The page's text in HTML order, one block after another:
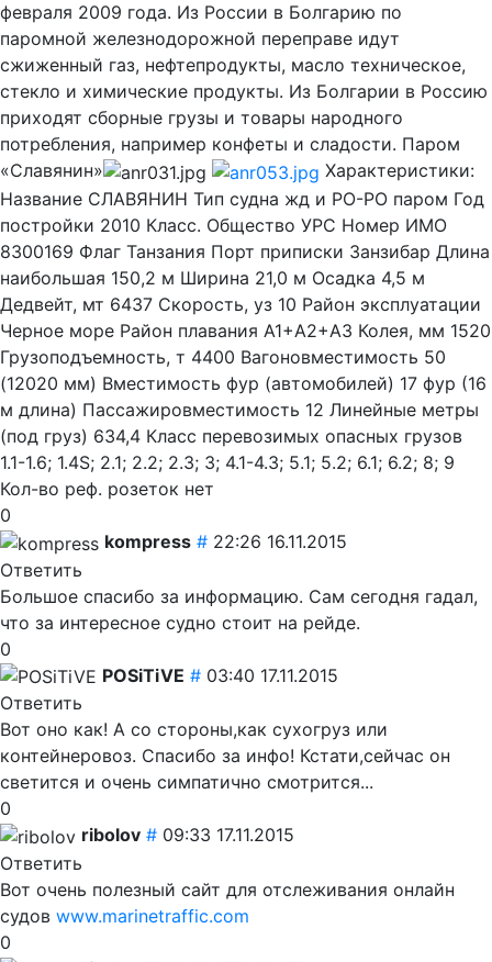
февраля 2009 года. Из России в Болгарию по
паромной железнодорожной переправе идут
сжиженный газ, нефтепродукты, масло техническое,
стекло и химические продукты. Из Болгарии в Россию
приходят сборные грузы и товары народного
потребления, например конфеты и сладости. Паром
«Славянин»
Характеристики:
Название СЛАВЯНИН Тип судна жд и РО-РО паром Год
постройки 2010 Класс. Общество УРС Номер ИМО
8300169 Флаг Танзания Порт приписки Занзибар Длина
наибольшая 150,2 м Ширина 21,0 м Осадка 4,5 м
Дедвейт, мт 6437 Скорость, уз 10 Район эксплуатации
Черное море Район плавания A1+A2+A3 Колея, мм 1520
Грузоподъемность, т 4400 Вагоновместимость 50
(12020 мм) Вместимость фур (автомобилей) 17 фур (16
м длина) Пассажировместимость 12 Линейные метры
(под груз) 634,4 Класс перевозимых опасных грузов
1.1-1.6; 1.4S; 2.1; 2.2; 2.3; 3; 4.1-4.3; 5.1; 5.2; 6.1; 6.2; 8; 9
Кол-во реф. розеток нет
0
kompress # 22:26 16.11.2015
Ответить
Большое спасибо за информацию. Сам сегодня гадал,
что за интересное судно стоит на рейде.
0
POSiTiVE # 03:40 17.11.2015
Ответить
Вот оно как! А со стороны,как сухогруз или
контейнеровоз. Спасибо за инфо! Кстати,сейчас он
светится и очень симпатично смотрится...
0
ribolov # 09:33 17.11.2015
Ответить
Вот очень полезный сайт для отслеживания онлайн
судов www.marinetraffic.com
0